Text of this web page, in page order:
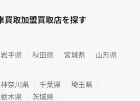
買取加盟買取店を探す
岩手県 秋田県 宮城県
山形県
神奈川県 千葉県
埼玉県
栃木県
茨城県